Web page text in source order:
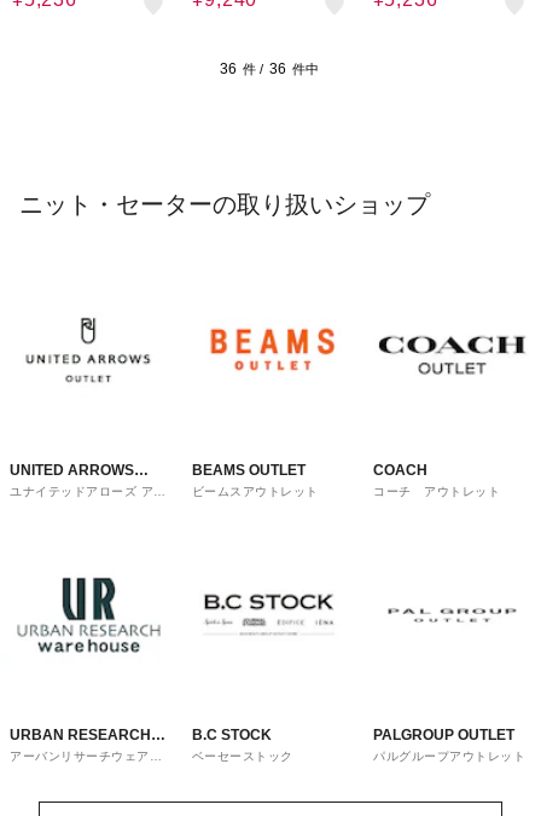
ト
36 件 / 36 件中
ニット・セーターの取り扱いショップ
UNITED ARROWS
OUTLET
ユナイテッドアローズ アウ
BEAMS OUTLET
ビームスアウトレット
COACH
コーチ アウトレット
URBAN RESEARCH
ware house
アーバンリサーチウェアハ
B.C STOCK
ベーセーストック
PALGROUP OUTLET
パルグループアウトレット